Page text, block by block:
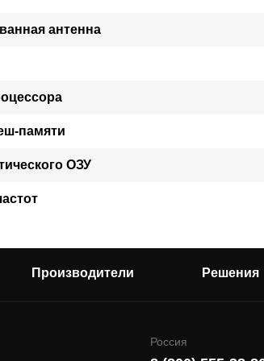
антенна
памяти
ОЗУ
Производители Решения
Россия